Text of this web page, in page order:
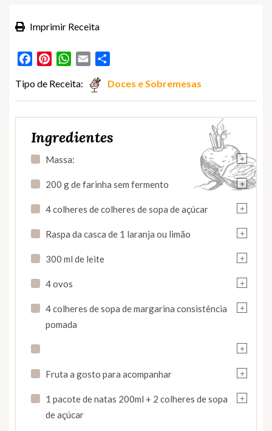
Imprimir Receita
FacebookPinterestWhatsApp
Email
Tipo de Receita: Doces e Sobremesas
Ingredientes
+
Massa:
+
200 g de farinha sem fermento
+
4 colheres de colheres de sopa de açúcar
+
Raspa da casca de 1 laranja ou limão
+
300 ml de leite
+
4 ovos
+
4 colheres de sopa de margarina consistência
pomada
+
+
Fruta a gosto para acompanhar
+
1 pacote de natas 200ml + 2 colheres de sopa
de açúcar